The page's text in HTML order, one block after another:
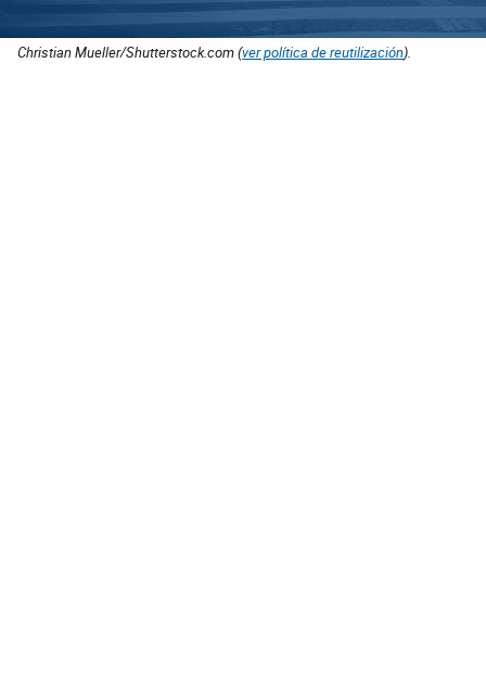
Christian Mueller/Shutterstock.com (ver política de reutilización).